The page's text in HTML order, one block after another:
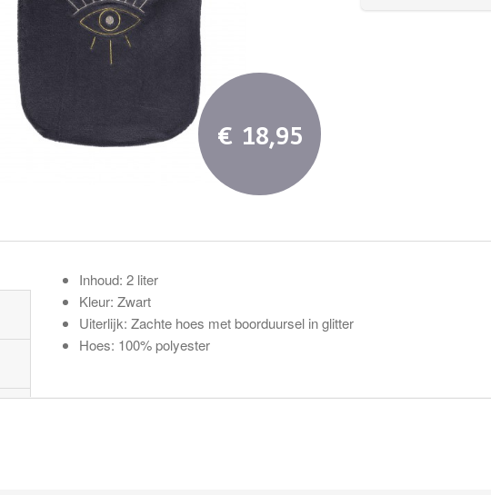
€ 18,95
Inhoud: 2 liter
Kleur: Zwart
Uiterlijk: Zachte hoes met boorduursel in glitter
Hoes: 100% polyester